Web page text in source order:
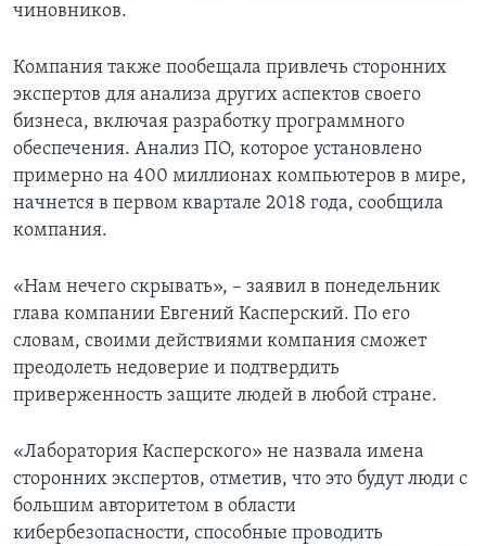
чиновников.
Компания также пообещала привлечь сторонних
экспертов для анализа других аспектов своего
бизнеса, включая разработку программного
обеспечения. Анализ ПО, которое установлено
примерно на 400 миллионах компьютеров в мире,
начнется в первом квартале 2018 года, сообщила
компания.
«Нам нечего скрывать», – заявил в понедельник
глава компании Евгений Касперский. По его
словам, своими действиями компания сможет
преодолеть недоверие и подтвердить
приверженность защите людей в любой стране.
«Лаборатория Касперского» не назвала имена
сторонних экспертов, отметив, что это будут люди с
большим авторитетом в области
кибербезопасности, способные проводить